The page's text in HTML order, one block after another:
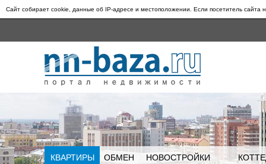
Сайт собирает cookie, данные об IP-адресе и местоположении. Если посетитель сайта
КВАРТИРЫ ОБМЕН НОВОСТРОЙКИ